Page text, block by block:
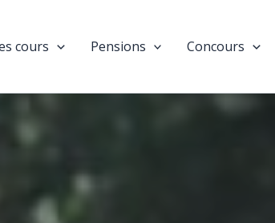
cours Pensions Concours